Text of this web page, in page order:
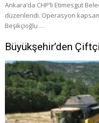
Ankara’da CHP’li Etimesgut
düzenlendi. Operasyon
Beşikçioğlu …
Büyükşehir’den